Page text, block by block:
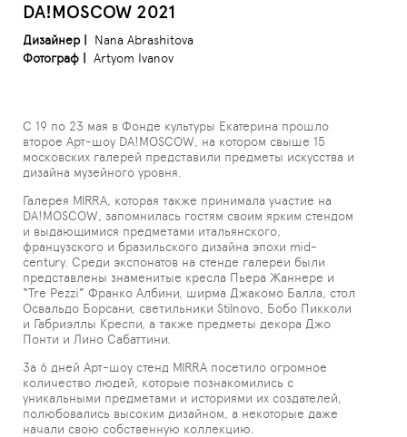
DA!MOSCOW 2021
Дизайнер | Nana Abrashitova
Фотограф | Artyom Ivanov
С 19 по 23 мая в Фонде культуры Екатерина прошло
второе Арт-шоу DA!MOSCOW, на котором свыше 15
московских галерей представили предметы искусства и
дизайна музейного уровня.
Галерея MIRRA, которая также принимала участие на
DA!MOSCOW, запомнилась гостям своим ярким стендом
и выдающимися предметами итальянского,
французского и бразильского дизайна эпохи mid-
century. Среди экспонатов на стенде галереи были
представлены знаменитые кресла Пьера Жаннере и
“Tre Pezzi” Франко Албини, ширма Джакомо Балла, стол
Освальдо Борсани, светильники Stilnovo, Бобо Пикколи
и Габриэллы Креспи, а также предметы декора Джо
Понти и Лино Сабаттини.
За 6 дней Арт-шоу стенд MIRRA посетило огромное
количество людей, которые познакомились с
уникальными предметами и историями их создателей,
полюбовались высоким дизайном, а некоторые даже
начали свою собственную коллекцию.